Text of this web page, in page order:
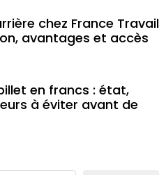
chez France Travail
avantages et accès
en francs : état,
à éviter avant de